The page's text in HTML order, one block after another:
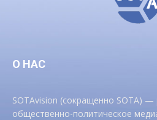
О НАС
SOTAvision (сокращенно SOTA) —
общественно-политическое